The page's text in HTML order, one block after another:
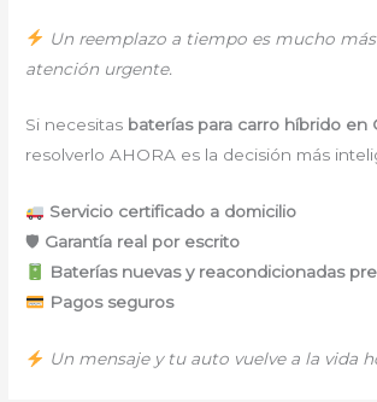
Un reemplazo a tiempo es mucho
atención urgente.
Si necesitas baterías para carro híbrido en
resolverlo AHORA es la decisión más
Servicio certificado a domicilio
🛡 Garantía real por escrito
Baterías nuevas y reacondicionadas
Pagos seguros
Un mensaje y tu auto vuelve a la vida